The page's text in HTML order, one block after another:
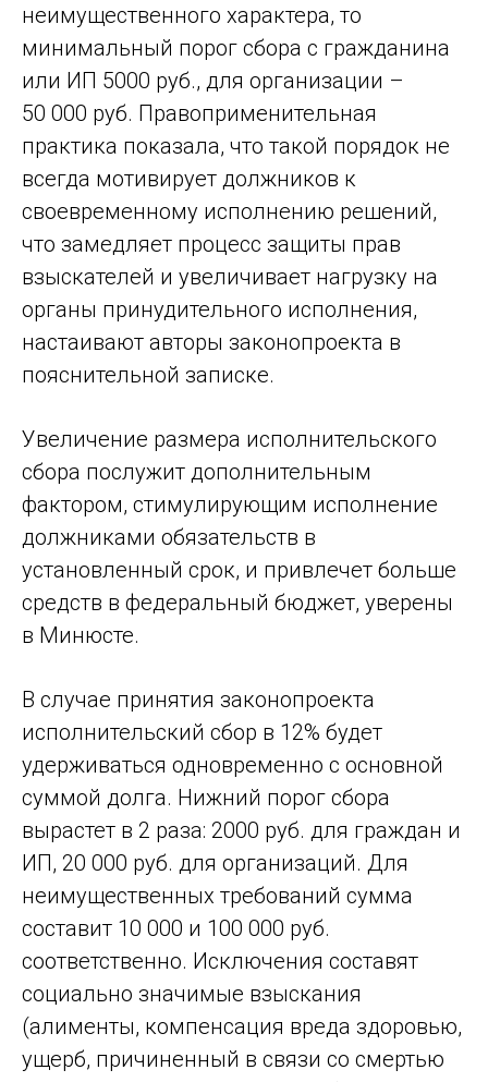
неимущественного характера, то
минимальный порог сбора с гражданина
или ИП 5000 руб., для организации –
50 000 руб. Правоприменительная
практика показала, что такой порядок не
всегда мотивирует должников к
своевременному исполнению решений,
что замедляет процесс защиты прав
взыскателей и увеличивает нагрузку на
органы принудительного исполнения,
настаивают авторы законопроекта в
пояснительной записке.
Увеличение размера исполнительского
сбора послужит дополнительным
фактором, стимулирующим исполнение
должниками обязательств в
установленный срок, и привлечет больше
средств в федеральный бюджет, уверены
в Минюсте.
В случае принятия законопроекта
исполнительский сбор в 12% будет
удерживаться одновременно с основной
суммой долга. Нижний порог сбора
вырастет в 2 раза: 2000 руб. для граждан и
ИП, 20 000 руб. для организаций. Для
неимущественных требований сумма
составит 10 000 и 100 000 руб.
соответственно. Исключения составят
социально значимые взыскания
(алименты, компенсация вреда здоровью,
ущерб, причиненный в связи со смертью